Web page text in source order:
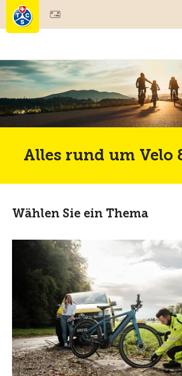
Mitgliedschaft & Leistungen
Test, Sicherheit & Gesundheit
Alles rund um Velo
Wählen Sie ein Thema